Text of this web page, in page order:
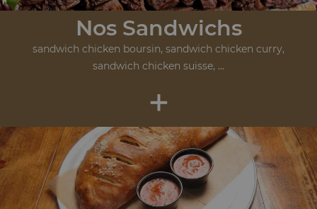
Nos Sandwichs
sandwich chicken boursin, sandwich chicken curry,
sandwich chicken suisse, ...
+